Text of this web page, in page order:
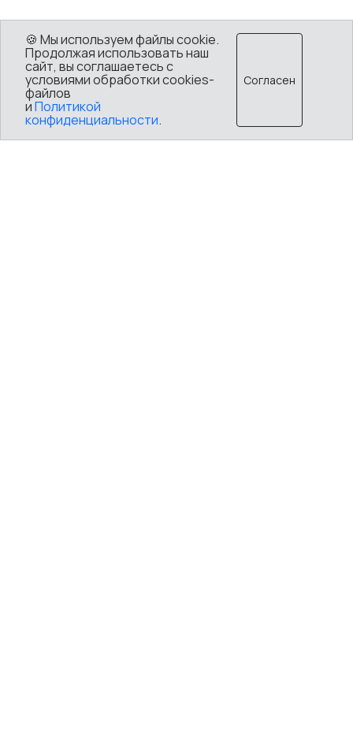
🍪 Мы используем файлы cookie.
Продолжая использовать наш
сайт, вы соглашаетесь с
условиями обработки cookies-
файлов
иПолитикой
конфиденциальности.
Согласен